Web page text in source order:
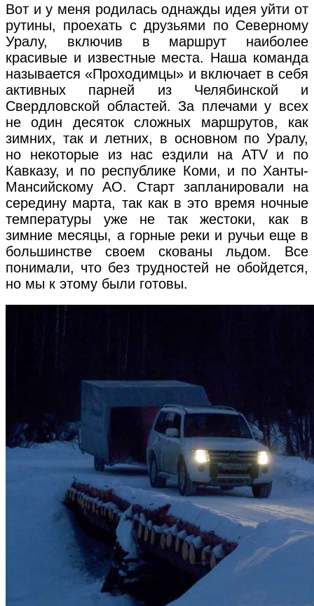
Вот и у меня родилась однажды идея уйти от
рутины, проехать с друзьями по Северному
Уралу, включив в маршрут наиболее
красивые и известные места. Наша команда
называется «Проходимцы» и включает в себя
активных парней из Челябинской и
Свердловской областей. За плечами у всех
не один десяток сложных маршрутов, как
зимних, так и летних, в основном по Уралу,
но некоторые из нас ездили на ATV и по
Кавказу, и по республике Коми, и по Ханты-
Мансийскому АО. Старт запланировали на
середину марта, так как в это время ночные
температуры уже не так жестоки, как в
зимние месяцы, а горные реки и ручьи еще в
большинстве своем скованы льдом. Все
понимали, что без трудностей не обойдется,
но мы к этому были готовы.